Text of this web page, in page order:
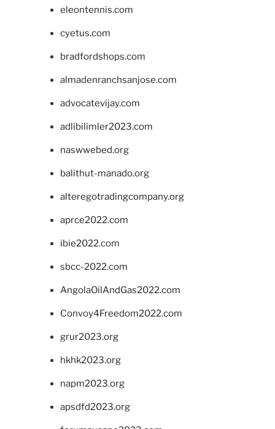
eleontennis.com
cyetus.com
bradfordshops.com
almadenranchsanjose.com
advocatevijay.com
adlibilimler2023.com
naswwebed.org
balithut-manado.org
alteregotradingcompany.org
aprce2022.com
ibie2022.com
sbcc-2022.com
AngolaOilAndGas2022.com
Convoy4Freedom2022.com
grur2023.org
hkhk2023.org
napm2023.org
apsdfd2023.org